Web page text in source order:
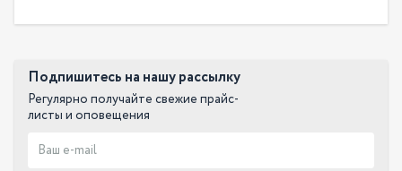
Подпишитесь на нашу рассылку
Регулярно получайте свежие прайс-
листы и оповещения